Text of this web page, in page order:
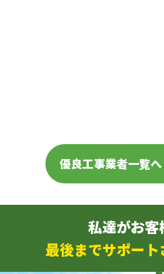
優良工事業者一覧へ
私達がお客
最後までサポート